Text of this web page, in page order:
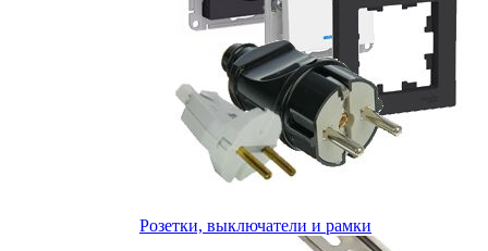
Розетки, выключатели и рамки